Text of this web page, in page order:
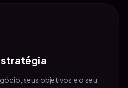
seus objetivos e o seu